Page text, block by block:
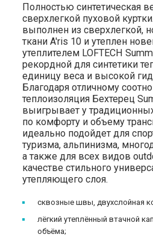
Полностью синтетическая
сверхлегкой пуховой
выполнен из сверхлегкой,
ткани A'ris 10 и утеплен
утеплителем LOFTECH
рекордной для синтетики
единицу веса и высокой
Благодаря отличному
теплоизоляция Бехтерец
выигрывает у
по комфорту и объему
идеально подойдет для
туризма, альпинизма,
а также для всех видов
качестве стильного
утепляющего слоя.
сквозные швы, двухслойная
лёгкий утеплённый втачной
объёма;